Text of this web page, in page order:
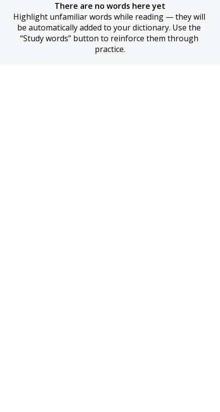
There are no words here yet
Highlight unfamiliar words while reading — they will
be automatically added to your dictionary. Use the
“Study words” button to reinforce them through
practice.